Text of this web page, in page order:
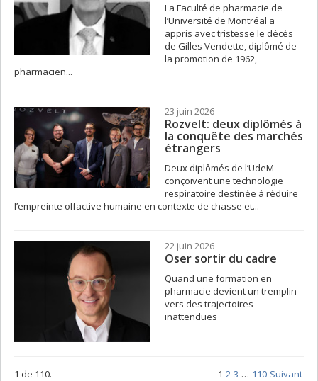
La Faculté de pharmacie de
l’Université de Montréal a
appris avec tristesse le décès
de Gilles Vendette, diplômé de
la promotion de 1962,
pharmacien...
23 juin 2026
Rozvelt: deux diplômés à
la conquête des marchés
étrangers
Deux diplômés de l’UdeM
conçoivent une technologie
respiratoire destinée à réduire
l’empreinte olfactive humaine en contexte de chasse et...
22 juin 2026
Oser sortir du cadre
Quand une formation en
pharmacie devient un tremplin
vers des trajectoires
inattendues
1 de 110. 1 2 3 … 110 Suivant